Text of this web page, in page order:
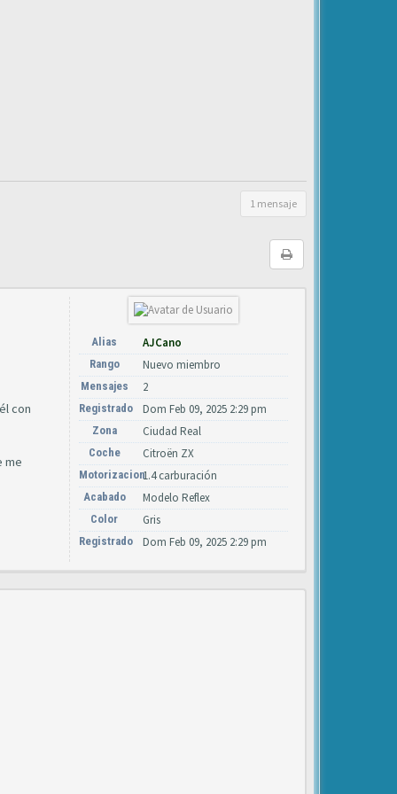
1 mensaje
con
me
Alias AJCano
Rango Nuevo miembro
Mensajes 2
Registrado Dom Feb 09, 2025 2:29 pm
Zona Ciudad Real
Coche Citroën ZX
Motorizacion1.4 carburación
Acabado Modelo Reflex
Color Gris
Registrado Dom Feb 09, 2025 2:29 pm